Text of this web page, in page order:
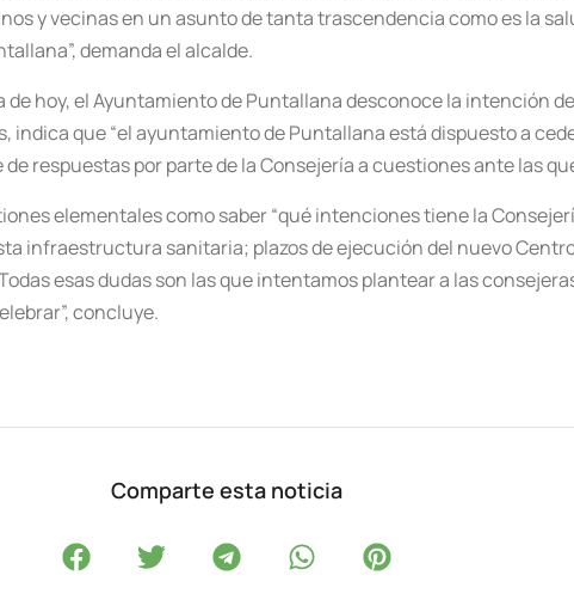
y vecinas en un asunto de tanta trascendencia como es la
demanda el alcalde.
hoy, el Ayuntamiento de Puntallana desconoce la intención
indica que “el ayuntamiento de Puntallana está dispuesto a
respuestas por parte de la Consejería a cuestiones ante las
elementales como saber “qué intenciones tiene la
infraestructura sanitaria; plazos de ejecución del nuevo
esas dudas son las que intentamos plantear a las
concluye.
Comparte esta noticia